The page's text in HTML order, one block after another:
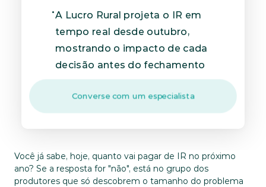
A Lucro Rural projeta o IR em
tempo real desde outubro,
mostrando o impacto de cada
decisão antes do fechamento
Converse com um especialista
Você já sabe, hoje, quanto vai pagar de IR no próximo
ano? Se a resposta for "não", está no grupo dos
produtores que só descobrem o tamanho do problema